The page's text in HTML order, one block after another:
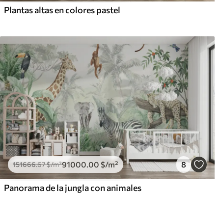
Plantas altas en colores pastel
151666.67$/m²91000.00 $/m² 8
Panorama de la jungla con animales